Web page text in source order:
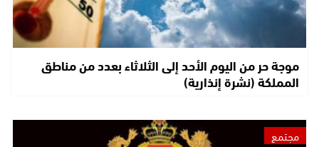
موجة حر من اليوم الأحد إلى الثلاثاء بعدد من مناطق
المملكة (نشرة إنذارية)
مجتمع